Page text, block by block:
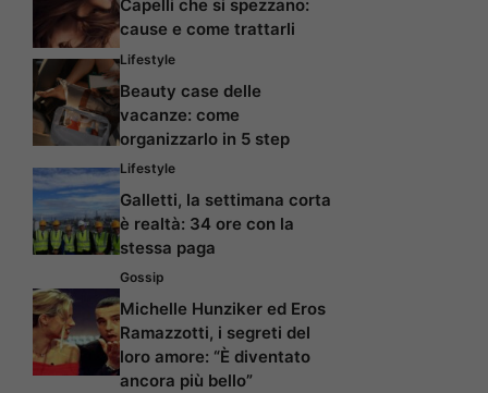
Capelli che si spezzano:
cause e come trattarli
Lifestyle
Beauty case delle
vacanze: come
organizzarlo in 5 step
Lifestyle
Galletti, la settimana corta
è realtà: 34 ore con la
stessa paga
Gossip
Michelle Hunziker ed Eros
Ramazzotti, i segreti del
loro amore: “È diventato
ancora più bello”